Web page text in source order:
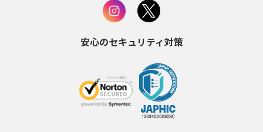
安心のセキュリティ対策